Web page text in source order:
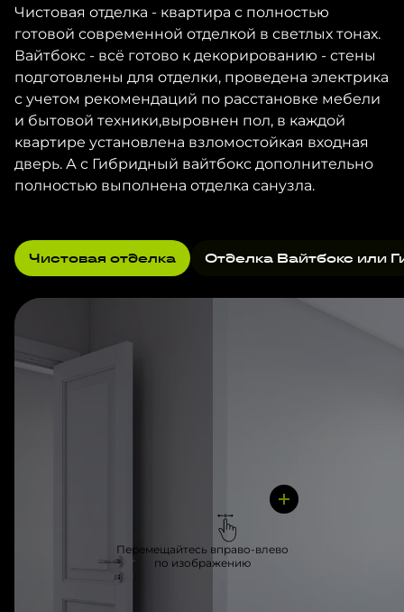
Чистовая отделка - квартира с полностью
готовой современной отделкой в светлых тонах.
Вайтбокс - всё готово к декорированию - стены
подготовлены для отделки, проведена электрика
с учетом рекомендаций по расстановке мебели
и бытовой техники,выровнен пол, в каждой
квартире установлена взломостойкая входная
дверь. А с Гибридный вайтбокс дополнительно
полностью выполнена отделка санузла.
Чистовая отделка Отделка Вайтбокс или
Перемещайтесь вправо-влево
по изображению